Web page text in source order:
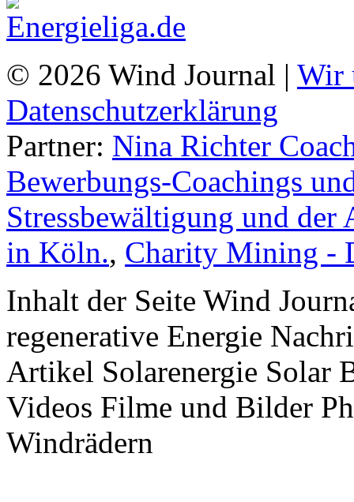
© 2026 Wind Journal | Wir
Datenschutzerklärung
Partner: Nina Richter
Bewerbungs-Coachings
Stressbewältigung und
in Köln., Charity Mining -
Inhalt der Seite Wind
regenerative Energie
Artikel Solarenergie Solar
Videos Filme und Bilder
Windrädern